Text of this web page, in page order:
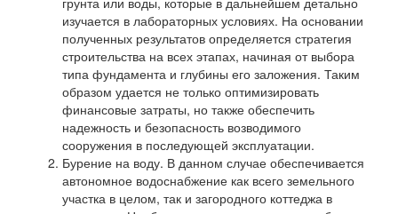
изучается в лабораторных условиях. На основании
полученных результатов определяется стратегия
строительства на всех этапах, начиная от выбора
типа фундамента и глубины его заложения. Таким
образом удается не только оптимизировать
финансовые затраты, но также обеспечить
надежность и безопасность возводимого
сооружения в последующей эксплуатации.
Бурение на воду. В данном случае обеспечивается
автономное водоснабжение как всего земельного
участка в целом, так и загородного коттеджа в